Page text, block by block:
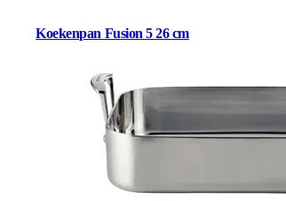
Koekenpan Fusion 5 26 cm